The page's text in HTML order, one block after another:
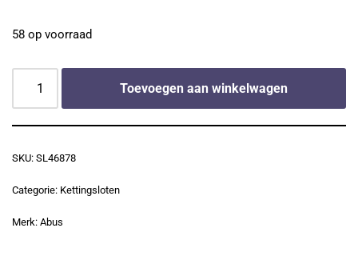
58 op voorraad
Toevoegen aan winkelwagen
SKU: SL46878
Categorie: Kettingsloten
Merk: Abus